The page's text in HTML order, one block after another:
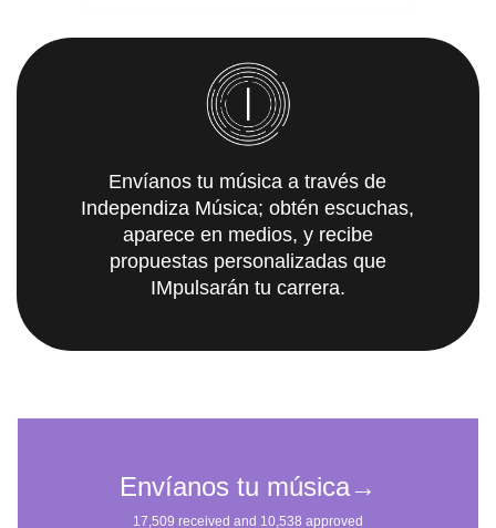
Envíanos tu música a través de
Independiza Música; obtén escuchas,
aparece en medios, y recibe
propuestas personalizadas que
IMpulsarán tu carrera.